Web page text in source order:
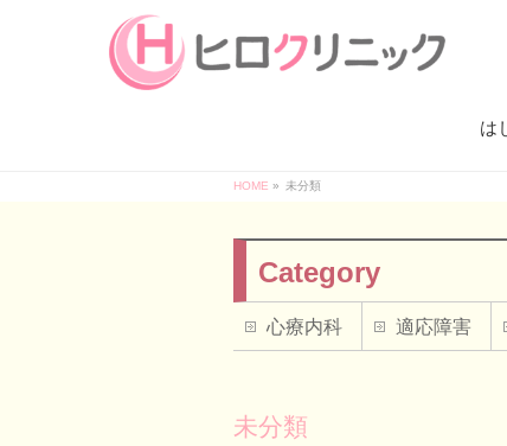
は
HOME » 未分類
未分類
Category
心療内科 適応障害